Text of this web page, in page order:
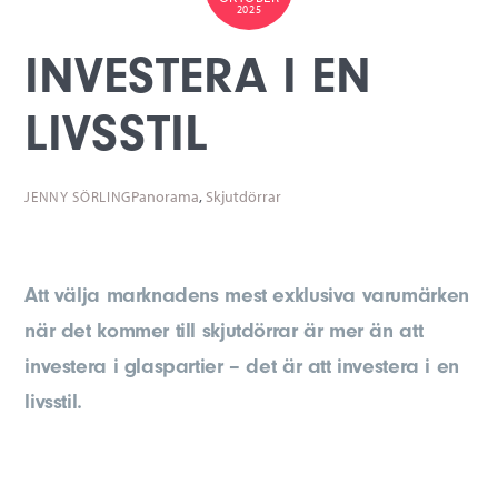
2025
INVESTERA I EN
LIVSSTIL
JENNY SÖRLINGPanorama, Skjutdörrar
Att välja marknadens mest exklusiva varumärken
när det kommer till skjutdörrar är mer än att
investera i glaspartier – det är att investera i en
livsstil.